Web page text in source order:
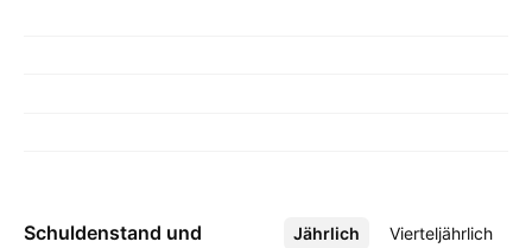
Schuldenstand und
Jährlich Vierteljährlich
Mehr